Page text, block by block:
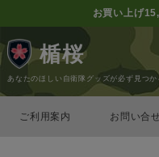
お買い上げ
楯桜
あなたのほしい自衛隊グッズが必ず見つか
ご利用案内 お問い合せ